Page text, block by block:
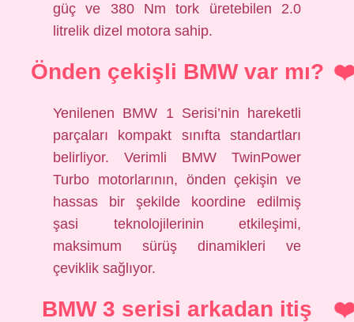
güç ve 380 Nm tork üretebilen 2.0
litrelik dizel motora sahip.
Önden çekişli BMW var mı?
Yenilenen BMW 1 Serisi’nin hareketli
parçaları kompakt sınıfta standartları
belirliyor. Verimli BMW TwinPower
Turbo motorlarının, önden çekişin ve
hassas bir şekilde koordine edilmiş
şasi teknolojilerinin etkileşimi,
maksimum sürüş dinamikleri ve
çeviklik sağlıyor.
BMW 3 serisi arkadan itiş